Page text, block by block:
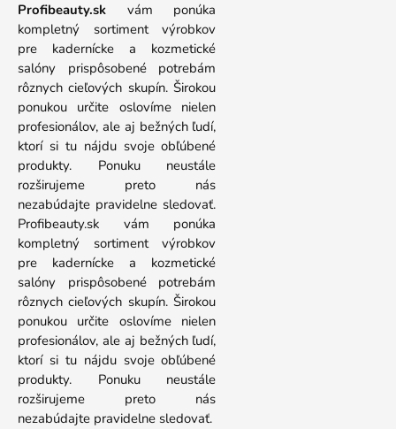
Profibeauty.sk vám ponúka
kompletný sortiment výrobkov
pre kadernícke a kozmetické
salóny prispôsobené potrebám
rôznych cieľových skupín. Širokou
ponukou určite oslovíme nielen
profesionálov, ale aj bežných ľudí,
ktorí si tu nájdu svoje obľúbené
produkty. Ponuku neustále
rozširujeme preto nás
nezabúdajte pravidelne sledovať.
Profibeauty.sk vám ponúka
kompletný sortiment výrobkov
pre kadernícke a kozmetické
salóny prispôsobené potrebám
rôznych cieľových skupín. Širokou
ponukou určite oslovíme nielen
profesionálov, ale aj bežných ľudí,
ktorí si tu nájdu svoje obľúbené
produkty. Ponuku neustále
rozširujeme preto nás
nezabúdajte pravidelne sledovať.